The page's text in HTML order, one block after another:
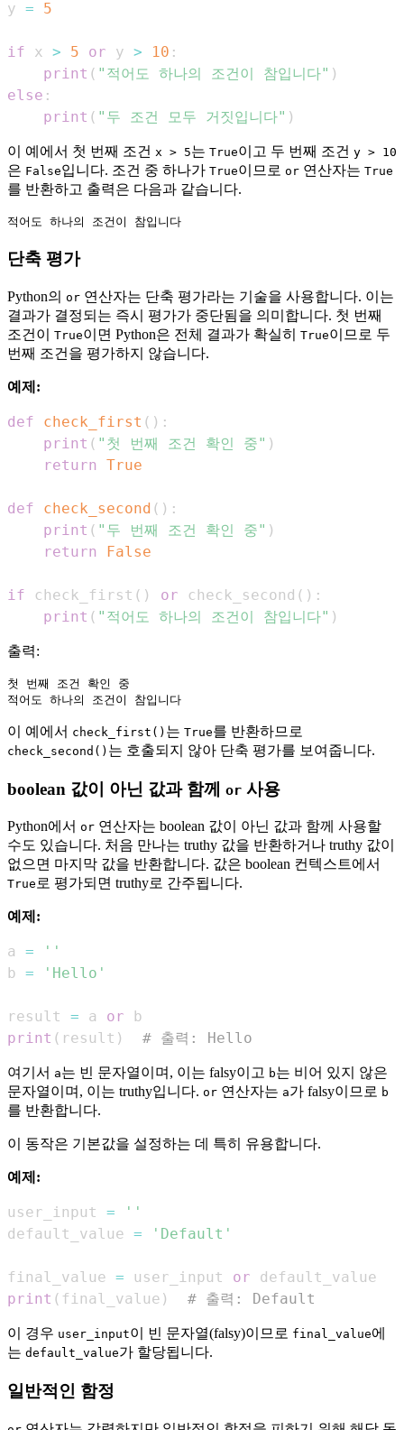
y = 5
if x > 5 or y > 10 :
print ( "적어도 하나의 조건이 참입니다" )
else :
print ( "두 조건 모두 거짓입니다" )
이 예에서 첫 번째 조건 x > 5는 True이고 두 번째 조건 y > 10
은 False입니다. 조건 중 하나가 True이므로 or 연산자는 True
를 반환하고 출력은 다음과 같습니다.
단축 평가
Python의 or 연산자는 단축 평가라는 기술을 사용합니다. 이는
결과가 결정되는 즉시 평가가 중단됨을 의미합니다. 첫 번째
조건이 True이면 Python은 전체 결과가 확실히 True이므로 두
번째 조건을 평가하지 않습니다.
예제:
def check_first ( ) :
print ( "첫 번째 조건 확인 중" )
return
True
def check_second ( ) :
print ( "두 번째 조건 확인 중" )
return
False
if check_first ( ) or check_second ( ) :
print ( "적어도 하나의 조건이 참입니다" )
출력:
첫 번째 조건 확인 중
이 예에서 check_first() 는 True를 반환하므로
check_second() 는 호출되지 않아 단축 평가를 보여줍니다.
boolean 값이 아닌 값과 함께 or 사용
Python에서 or 연산자는 boolean 값이 아닌 값과 함께 사용할
수도 있습니다. 처음 만나는 truthy 값을 반환하거나 truthy 값이
없으면 마지막 값을 반환합니다. 값은 boolean 컨텍스트에서
True 로 평가되면 truthy로 간주됩니다.
예제:
a =
''
b = 'Hello'
result = a or
print ( result ) # 출력: Hello
여기서 a는 빈 문자열이며, 이는 falsy이고 b는 비어 있지 않은
문자열이며, 이는 truthy입니다. or 연산자는 a가 falsy이므로 b
를 반환합니다.
이 동작은 기본값을 설정하는 데 특히 유용합니다.
예제:
user_input =
''
default_value = 'Default'
final_value = user_input or
print ( final_value ) # 출력: Default
이 경우 user_input이 빈 문자열(falsy)이므로 final_value에
는 default_value가 할당됩니다.
일반적인 함정